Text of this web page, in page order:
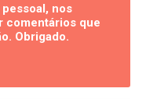
nos
comentários que
Obrigado.